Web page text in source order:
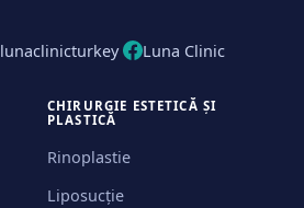
Luna Clinic
CHIRURGIE ESTETICĂ ȘI
PLASTICĂ
Rinoplastie
Liposucție